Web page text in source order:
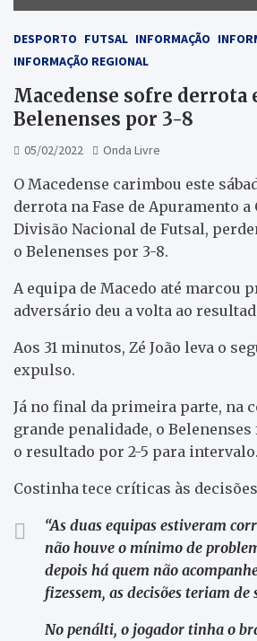
DESPORTO FUTSAL INFORMAÇÃO
INFORMAÇÃO REGIONAL
Macedense sofre derrota
Belenenses por 3-8
05/02/2022 Onda Livre
O Macedense carimbou este
derrota na Fase de Apuramento a
Divisão Nacional de Futsal,
o Belenenses por 3-8.
A equipa de Macedo até marcou
adversário deu a volta ao
Aos 31 minutos, Zé João leva o
expulso.
Já no final da primeira parte, na
grande penalidade, o Belenenses
o resultado por 2-5 para intervalo.
Costinha tece críticas às
“As duas equipas estiveram
não houve o mínimo de
depois há quem não
fizessem, as decisões teriam de
No penálti, o jogador tinha o